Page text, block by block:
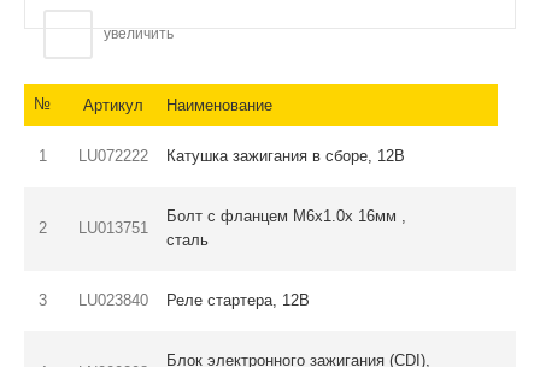
увеличить
№ Артикул Наименование
1 LU072222 Катушка зажигания в сборе, 12В
2 LU013751
Болт с фланцем M6x1.0x 16мм ,
сталь
3 LU023840 Реле стартера, 12В
Блок электронного зажигания (CDI),